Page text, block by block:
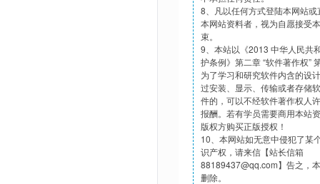
8、凡以任何方式登陆本网站
本网站资料者，视为自愿接受
束。
9、本站以《2013 中华人民共
护条例》第二章 “软件著作权”
为了学习和研究软件内含的设
过安装、显示、传输或者存储
件的，可以不经软件著作权人
报酬。若有学员需要商用本站
版权方购买正版授权！
10、本网站如无意中侵犯了某
识产权，请来信【站长信箱
88189437@qq.com】告之，
删除。